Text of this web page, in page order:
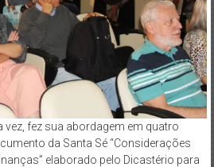
vez, fez sua abordagem em quatro
da Santa Sé “Considerações
elaborado pelo Dicastério para